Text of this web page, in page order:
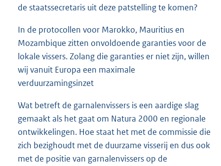
de staatssecretaris uit deze patstelling te komen?
In de protocollen voor Marokko, Mauritius en
Mozambique zitten onvoldoende garanties voor de
lokale vissers. Zolang die garanties er niet zijn, willen
wij vanuit Europa een maximale
verduurzamingsinzet
Wat betreft de garnalenvissers is een aardige slag
gemaakt als het gaat om Natura 2000 en regionale
ontwikkelingen. Hoe staat het met de commissie die
zich bezighoudt met de duurzame visserij en dus ook
met de positie van garnalenvissers op de